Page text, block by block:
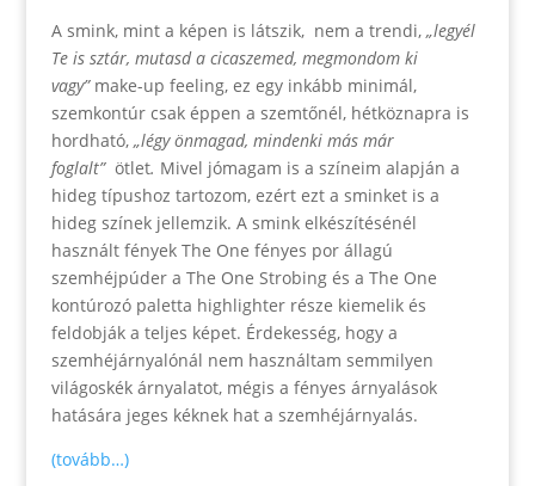
A smink, mint a képen is látszik, nem a trendi, „legyél
Te is sztár, mutasd a cicaszemed, megmondom ki
vagy”make-up feeling, ez egy inkább minimál,
szemkontúr csak éppen a szemtőnél, hétköznapra is
hordható, „légy önmagad, mindenki más már
foglalt” ötlet. Mivel jómagam is a színeim alapján a
hideg típushoz tartozom, ezért ezt a sminket is a
hideg színek jellemzik. A smink elkészítésénél
használt fények The One fényes por állagú
szemhéjpúder a The One Strobing és a The One
kontúrozó paletta highlighter része kiemelik és
feldobják a teljes képet. Érdekesség, hogy a
szemhéjárnyalónál nem használtam semmilyen
világoskék árnyalatot, mégis a fényes árnyalások
hatására jeges kéknek hat a szemhéjárnyalás.
(tovább…)